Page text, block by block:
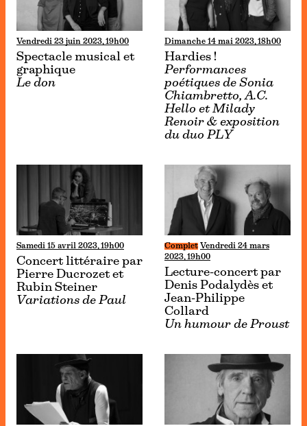
Vendredi 23 juin 2023, 19h00
Spectacle musical et
graphique
Le don
Dimanche 14 mai 2023, 18h00
Hardies !
Performances
poétiques de Sonia
Chiambretto, A.C.
Hello et Milady
Renoir & exposition
du duo PLY
Samedi 15 avril 2023, 19h00
Concert littéraire par
Pierre Ducrozet et
Rubin Steiner
Variations de Paul
Complet Vendredi 24 mars
2023, 19h00
Lecture-concert par
Denis Podalydès et
Jean-Philippe
Collard
Un humour de Proust